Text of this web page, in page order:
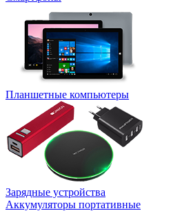
Планшетные компьютеры
Зарядные устройства
Аккумуляторы портативные